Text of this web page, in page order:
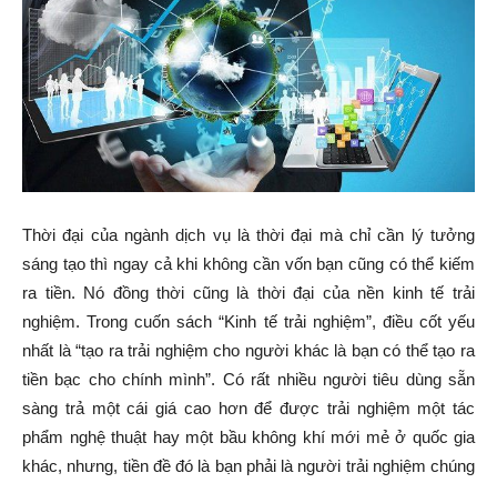
Thời đại của ngành dịch vụ là thời đại mà chỉ cần lý tưởng
sáng tạo thì ngay cả khi không cần vốn bạn cũng có thể kiếm
ra tiền. Nó đồng thời cũng là thời đại của nền kinh tế trải
nghiệm. Trong cuốn sách “Kinh tế trải nghiệm”, điều cốt yếu
nhất là “tạo ra trải nghiệm cho người khác là bạn có thể tạo ra
tiền bạc cho chính mình”. Có rất nhiều người tiêu dùng sẵn
sàng trả một cái giá cao hơn để được trải nghiệm một tác
phẩm nghệ thuật hay một bầu không khí mới mẻ ở quốc gia
khác, nhưng, tiền đề đó là bạn phải là người trải nghiệm chúng